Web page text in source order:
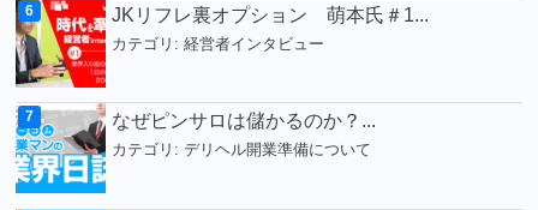
JKリフレ裏オプション 萌本氏＃1...
カテゴリ:経営者インタビュー
なぜピンサロは儲かるのか？...
カテゴリ:デリヘル開業準備について